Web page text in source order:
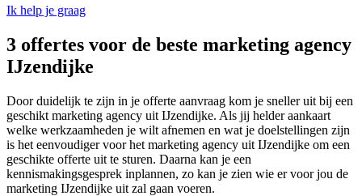
Ik help je graag
3 offertes voor de beste marketing agency
IJzendijke
Door duidelijk te zijn in je offerte aanvraag kom je sneller uit bij een
geschikt marketing agency uit IJzendijke. Als jij helder aankaart
welke werkzaamheden je wilt afnemen en wat je doelstellingen zijn
is het eenvoudiger voor het marketing agency uit IJzendijke om een
geschikte offerte uit te sturen. Daarna kan je een
kennismakingsgesprek inplannen, zo kan je zien wie er voor jou de
marketing IJzendijke uit zal gaan voeren.